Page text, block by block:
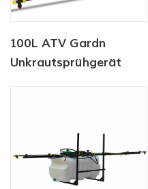
100L ATV Gardn
Unkrautsprühgerät